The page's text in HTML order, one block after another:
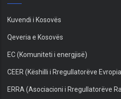
Kuvendi i Kosovës
Qeveria e Kosovës
EC (Komuniteti i energjisë)
CEER (Këshilli i Rregullatorëve
ERRA (Asociacioni i Rregullatorëve